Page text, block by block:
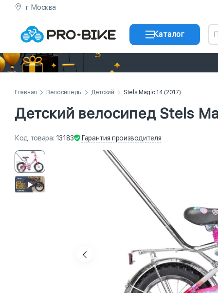
г Москва
Каталог
Главная Велосипеды Детский Stels Magic 14 (2017)
Детский велосипед Stels
Код товара: 13183 Гарантия производителя